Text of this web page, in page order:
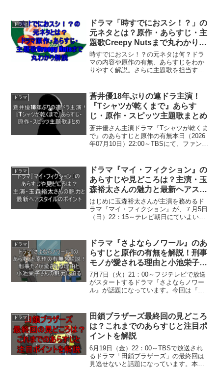
ドラマ
ドラマ「時すでにおスシ！？」の
元ネタとは？原作・あらすじ・主
題歌Creepy Nutsまで丸わかり解
説
時すでにおスシ！？の元ネタは何？ドラ
マの内容や原作の有無、あらすじをわか
りやすく解説。さらに主題歌を担当する
ドラマ
蒼井優18年ぶりの連ドラ主演！
『Tシャツが乾くまで』あらす
じ・原作・スピッツ主題歌まとめ
蒼井優さん主演ドラマ『Tシャツが乾くま
で』のあらすじと原作の有無本日（2026
年07月10日）22:00～TBSにて、ファン待
優として知られる蒼井優さんが主演を務
める...
ドラマ
ドラマ『マイ・フィクション』の
あらすじや見どころは？主演・玉
森裕太さんの魅力と最新ヘアスタ
イルのポイント
はじめに玉森裕太さんが主演を務めるド
ラマ『マイ・フィクション』が、７月5日
（日）22：15～テレビ朝日にていよいよ
になる原作の有無やあらすじ、主題歌、
そして玉森...
ドラマ
ドラマ『さよならノワール』のあ
らすじと原作の有無を解説！刑事
モノが愛される理由と小池栄子さ
んの魅力に迫る
7月7日（火）21：00～フジテレビで放送
がスタートするドラマ『さよならノワー
ル』が話題になっています。今回は『さ
見ていきたいと思います。はじめにハラ
ハラする展開と人間...
ドラマ
田鎖ブラザーズ最終回の見どころ
は？これまでのあらすじと注目ポ
イントを解説
6月19日（金）22：00～TBSで放送され
るドラマ「田鎖ブラザーズ」の最終回は
見逃せないと話題になっています。本日